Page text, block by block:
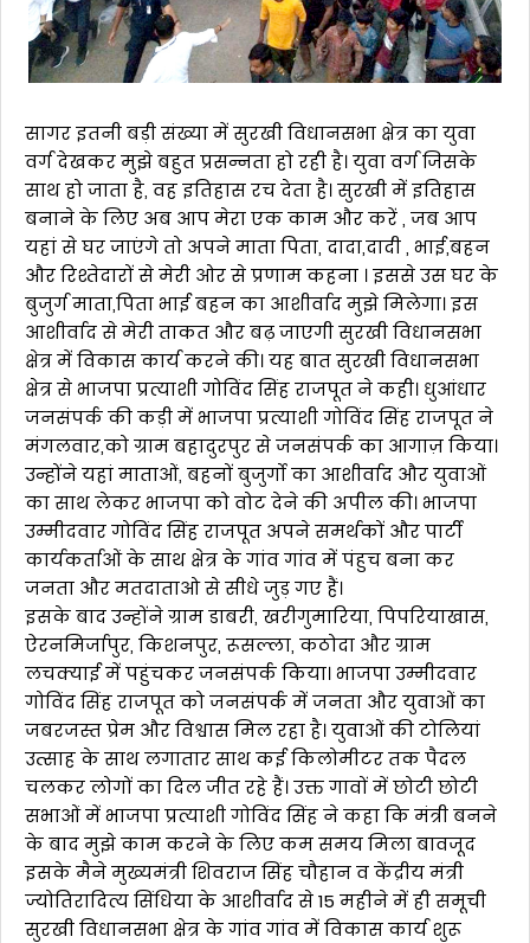
सागर इतनी बड़ी संख्या में सुरखी विधानसभा क्षेत्र का युवा
वर्ग देखकर मुझे बहुत प्रसन्नता हो रही है। युवा वर्ग जिसके
साथ हो जाता है, वह इतिहास रच देता है। सुरखी में इतिहास
बनाने के लिए अब आप मेरा एक काम और करें , जब आप
यहां से घर जाएंगे तो अपने माता पिता, दादा,दादी , भाई,बहन
और रिश्तेदारों से मेरी ओर से प्रणाम कहना । इससे उस घर के
बुजुर्ग माता,पिता भाई बहन का आशीर्वाद मुझे मिलेगा। इस
आशीर्वाद से मेरी ताकत और बढ़ जाएगी सुरखी विधानसभा
क्षेत्र में विकास कार्य करने की। यह बात सुरखी विधानसभा
क्षेत्र से भाजपा प्रत्याशी गोविंद सिंह राजपूत ने कही। धुआंधार
जनसंपर्क की कड़ी में भाजपा प्रत्याशी गोविंद सिंह राजपूत ने
मंगलवार,को ग्राम बहादुरपुर से जनसंपर्क का आगाज़ किया।
उन्होंने यहां माताओं, बहनों बुजुर्गो का आशीर्वाद और युवाओं
का साथ लेकर भाजपा को वोट देने की अपील की। भाजपा
उम्मीदवार गोविंद सिंह राजपूत अपने समर्थकों और पार्टी
कार्यकर्ताओं के साथ क्षेत्र के गांव गांव में पंहुच बना कर
जनता और मतदाताओ से सीधे जुड़ गए हैं।
इसके बाद उन्होंने ग्राम डाबरी, खरीगुमारिया, पिपरियाखास,
ऐरनमिर्जापुर, किशनपुर, रूसल्ला, कठोदा और ग्राम
लचक्याई में पहुंचकर जनसंपर्क किया। भाजपा उम्मीदवार
गोविंद सिंह राजपूत को जनसंपर्क में जनता और युवाओं का
जबरजस्त प्रेम और विश्वास मिल रहा है। युवाओं की टोलियां
उत्साह के साथ लगातार साथ कई किलोमीटर तक पैदल
चलकर लोगों का दिल जीत रहे हैं। उक्त गावों में छोटी छोटी
सभाओं में भाजपा प्रत्याशी गोविंद सिंह ने कहा कि मंत्री बनने
के बाद मुझे काम करने के लिए कम समय मिला बावजूद
इसके मैने मुख्यमंत्री शिवराज सिंह चौहान व केंद्रीय मंत्री
ज्योतिरादित्य सिंधिया के आशीर्वाद से 15 महीने में ही समूची
सुरखी विधानसभा क्षेत्र के गांव गांव में विकास कार्य शुरू